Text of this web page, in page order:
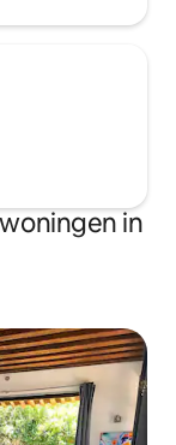
in